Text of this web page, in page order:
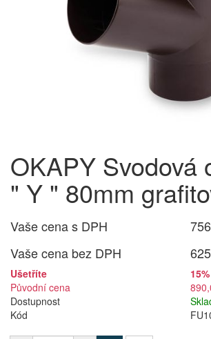
OKAPY Svodová
" Y " 80mm
Vaše cena s DPH
Vaše cena bez DPH
Ušetříte
Původní cena
Dostupnost
Kód